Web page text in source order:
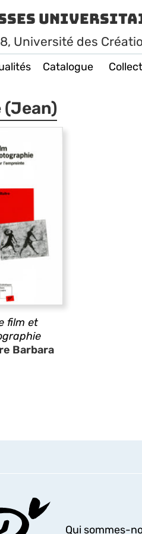
8, Université des
Catalogue
(Jean)
film et
Barbara
Qui sommes-